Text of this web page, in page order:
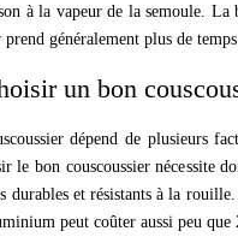
à la vapeur de la semoule.
prend généralement plus de
un bon
dépend de plusieurs
le bon couscoussier nécessite
durables et résistants à la
peut coûter aussi peu